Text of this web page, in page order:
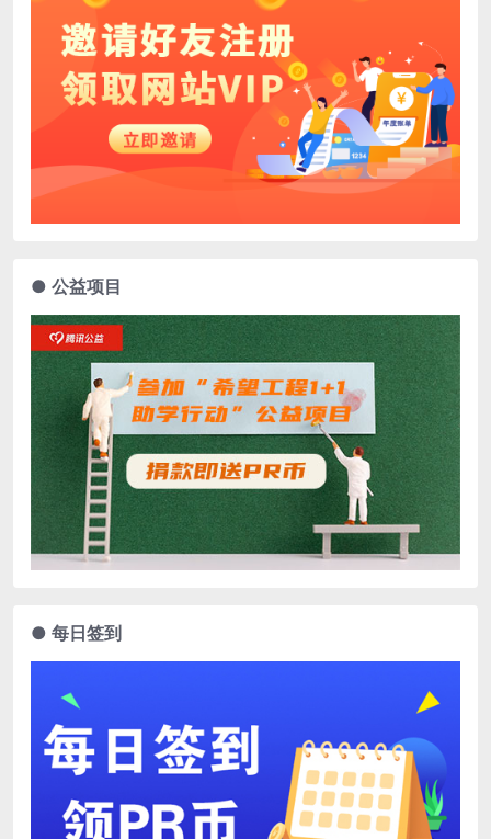
● 公益项目
● 每日签到